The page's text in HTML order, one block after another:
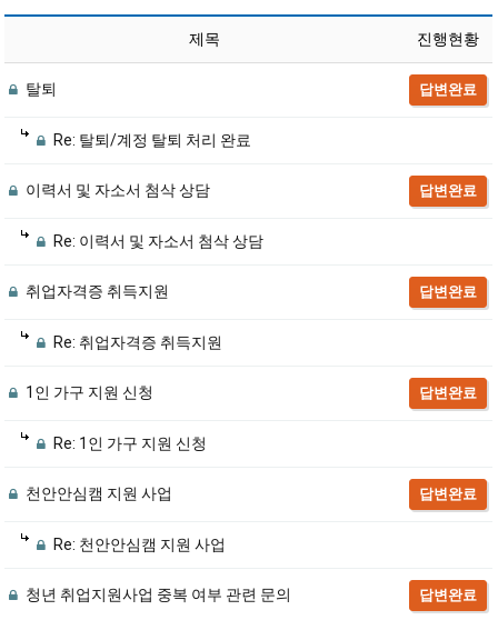
제목 진행현황
탈퇴 답변완료
Re: 탈퇴/계정 탈퇴 처리 완료
이력서 및 자소서 첨삭 상담 답변완료
Re: 이력서 및 자소서 첨삭 상담
취업자격증 취득지원 답변완료
Re: 취업자격증 취득지원
1인 가구 지원 신청 답변완료
Re: 1인 가구 지원 신청
천안안심캠 지원 사업 답변완료
Re: 천안안심캠 지원 사업
청년 취업지원사업 중복 여부 관련 문의 답변완료